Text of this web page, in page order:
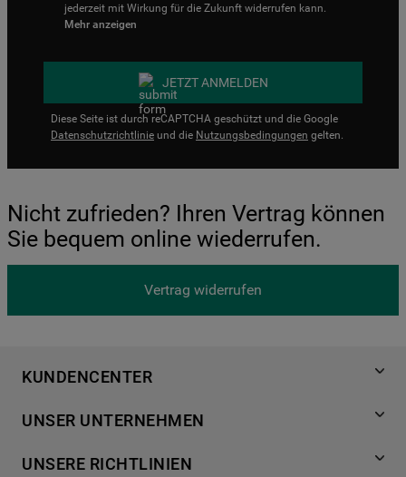
jederzeit mit Wirkung für die Zukunft widerrufen kann.
Mehr anzeigen
JETZT ANMELDEN
Diese Seite ist durch reCAPTCHA geschützt und die Google
Datenschutzrichtlinie und die Nutzungsbedingungen gelten.
Nicht zufrieden? Ihren Vertrag können
Sie bequem online wiederrufen.
Vertrag widerrufen
KUNDENCENTER
Händlersuche
Häufige Fragen
UNSER UNTERNEHMEN
Für Händler
UNSERE RICHTLINIEN